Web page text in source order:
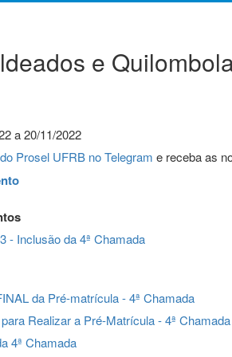
e
a 20/11/2022
Prosel UFRB no Telegram e receba as
- Inclusão da 4ª Chamada
da Pré-matrícula - 4ª Chamada
Realizar a Pré-Matrícula - 4ª Chamada
4ª Chamada